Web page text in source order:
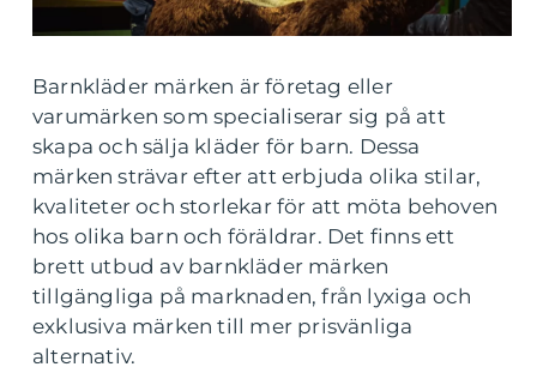
Barnkläder märken är företag eller
varumärken som specialiserar sig på att
skapa och sälja kläder för barn. Dessa
märken strävar efter att erbjuda olika stilar,
kvaliteter och storlekar för att möta behoven
hos olika barn och föräldrar. Det finns ett
brett utbud av barnkläder märken
tillgängliga på marknaden, från lyxiga och
exklusiva märken till mer prisvänliga
alternativ.